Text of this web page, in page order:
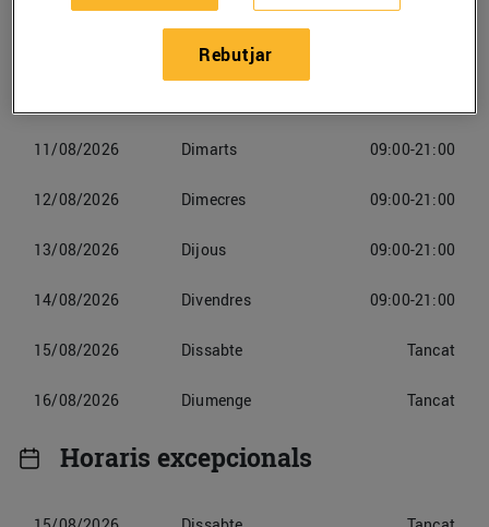
Diumenge
11/08/2026 Dimarts 09:00-21:00
12/08/2026 Dimecres 09:00-21:00
13/08/2026 Dijous 09:00-21:00
14/08/2026 Divendres 09:00-21:00
15/08/2026 Dissabte Tancat
16/08/2026 Diumenge Tancat
Horaris excepcionals
Rebutjar